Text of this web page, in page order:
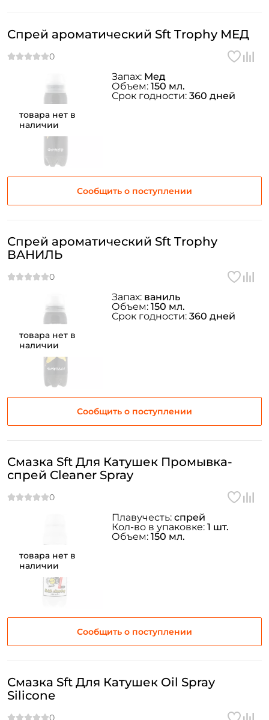
товара нет в
наличии
Спрей ароматический Sft Trophy МЕД
Сообщить о поступлении
Запах: Мед
Объем: 150 мл.
Срок годности: 360 дней
товара нет в
наличии
Спрей ароматический Sft Trophy
ВАНИЛЬ
Сообщить о поступлении
Запах: ваниль
Объем: 150 мл.
Срок годности: 360 дней
товара нет в
наличии
Смазка Sft Для Катушек Промывка-
спрей Cleaner Spray
Сообщить о поступлении
Плавучесть: спрей
Кол-во в упаковке: 1 шт.
Объем: 150 мл.
Смазка Sft Для Катушек Oil Spray
Silicone